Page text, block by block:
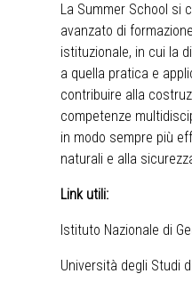
La Summer School si
avanzato di
istituzionale, in cui la
a quella pratica e
contribuire alla
competenze
in modo sempre più
naturali e alla
Link utili:
Istituto Nazionale di
Università degli Studi